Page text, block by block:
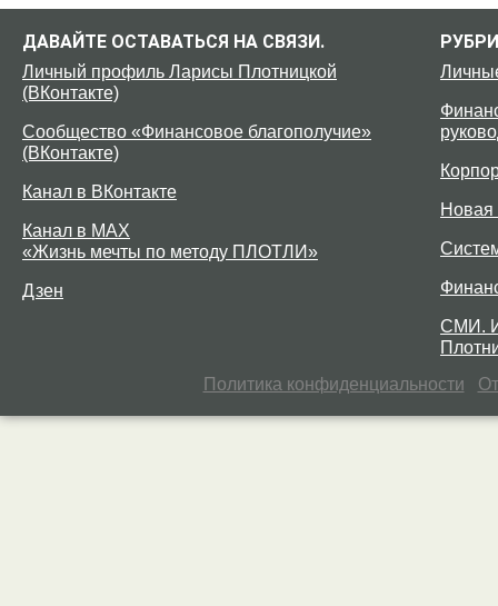
ДАВАЙТЕ ОСТАВАТЬСЯ НА СВЯЗИ.
Личный профиль Ларисы Плотницкой
(ВКонтакте)
Сообщество «Финансовое благополучие»
(ВКонтакте)
Канал в ВКонтакте
Канал в MAX
«Жизнь мечты по методу ПЛОТЛИ»
Дзен
Новая
СМИ.
Политика конфиденциальности